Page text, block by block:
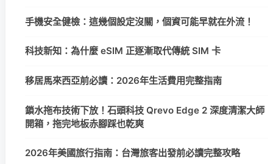
手機安全健檢：這幾個設定沒關，個資可能早就在外流！
科技新知：為什麼 eSIM 正逐漸取代傳統 SIM 卡
移居馬來西亞前必讀：2026年生活費用完整指南
鎖水拖布技術下放！石頭科技 Qrevo Edge 2 深度清潔大師
開箱，拖完地板赤腳踩也乾爽
2026年美國旅行指南：台灣旅客出發前必讀完整攻略